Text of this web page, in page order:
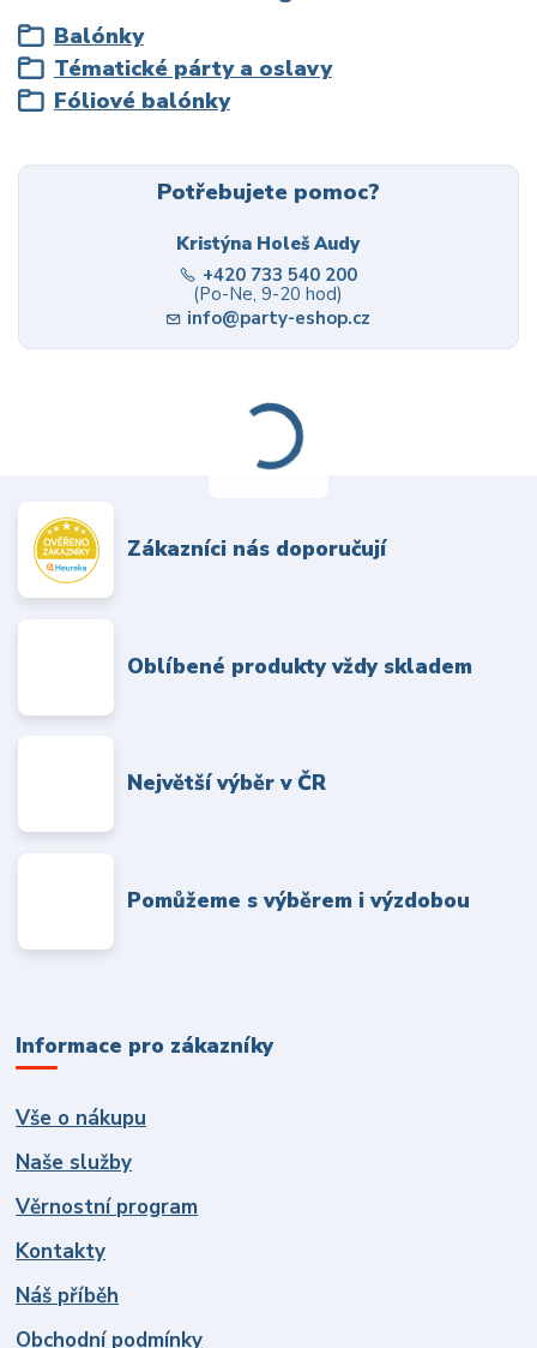
Balónky
Tématické párty a oslavy
Fóliové balónky
Potřebujete pomoc?
Kristýna Holeš Audy
+420 733 540 200
(Po-Ne, 9-20 hod)
info@party-eshop.cz
Zákazníci nás doporučují
Oblíbené produkty vždy skladem
Největší výběr v ČR
Pomůžeme s výběrem i výzdobou
Informace pro zákazníky
Vše o nákupu
Naše služby
Věrnostní program
Kontakty
Náš příběh
Obchodní podmínky